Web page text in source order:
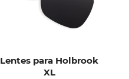
Lentes para Holbrook
XL